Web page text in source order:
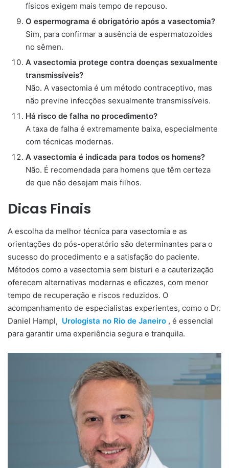
físicos exigem mais tempo de repouso.
O espermograma é obrigatório após a vasectomia?
Sim, para confirmar a ausência de espermatozoides
no sêmen.
A vasectomia protege contra doenças sexualmente
transmissíveis?
Não. A vasectomia é um método contraceptivo, mas
não previne infecções sexualmente transmissíveis.
Há risco de falha no procedimento?
A taxa de falha é extremamente baixa, especialmente
com técnicas modernas.
A vasectomia é indicada para todos os homens?
Não. É recomendada para homens que têm certeza
de que não desejam mais filhos.
Dicas Finais
A escolha da melhor técnica para vasectomia e as
orientações do pós-operatório são determinantes para o
sucesso do procedimento e a satisfação do paciente.
Métodos como a vasectomia sem bisturi e a cauterização
oferecem alternativas modernas e eficazes, com menor
tempo de recuperação e riscos reduzidos. O
acompanhamento de especialistas experientes, como o Dr.
Daniel Hampl, Urologista no Rio de Janeiro , é essencial
para garantir uma experiência segura e tranquila.